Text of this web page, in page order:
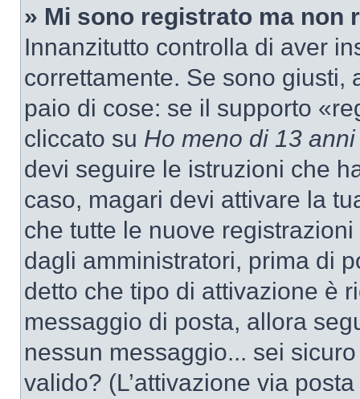
» Mi sono registrato ma non
Innanzitutto controlla di aver
correttamente. Se sono giusti,
paio di cose: se il supporto
cliccato su Ho meno di 13 anni
devi seguire le istruzioni che
caso, magari devi attivare la
che tutte le nuove
dagli amministratori, prima di
detto che tipo di attivazione è
messaggio di posta, allora
nessun messaggio... sei
valido? (L’attivazione via